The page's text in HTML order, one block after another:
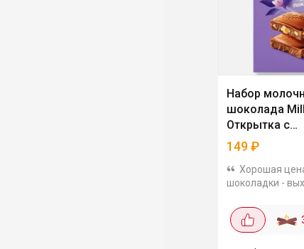
Набор
шоколада
Открытка с
пожеланиями,
149₽
Хорошая
шоколадки -
годности до
Не знаю везде